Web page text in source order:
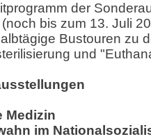
der
bis zum 13. Juli
Bustouren zu
und
Medizin
im